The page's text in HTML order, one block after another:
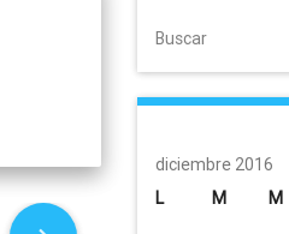
Buscar
diciembre 2016
L
M M